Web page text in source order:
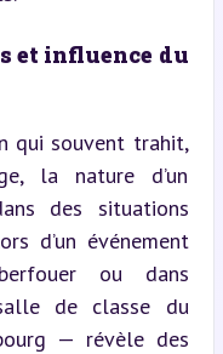
et influence du
qui souvent trahit,
la nature d’un
des situations
d’un événement
ou dans
de classe du
— révèle des